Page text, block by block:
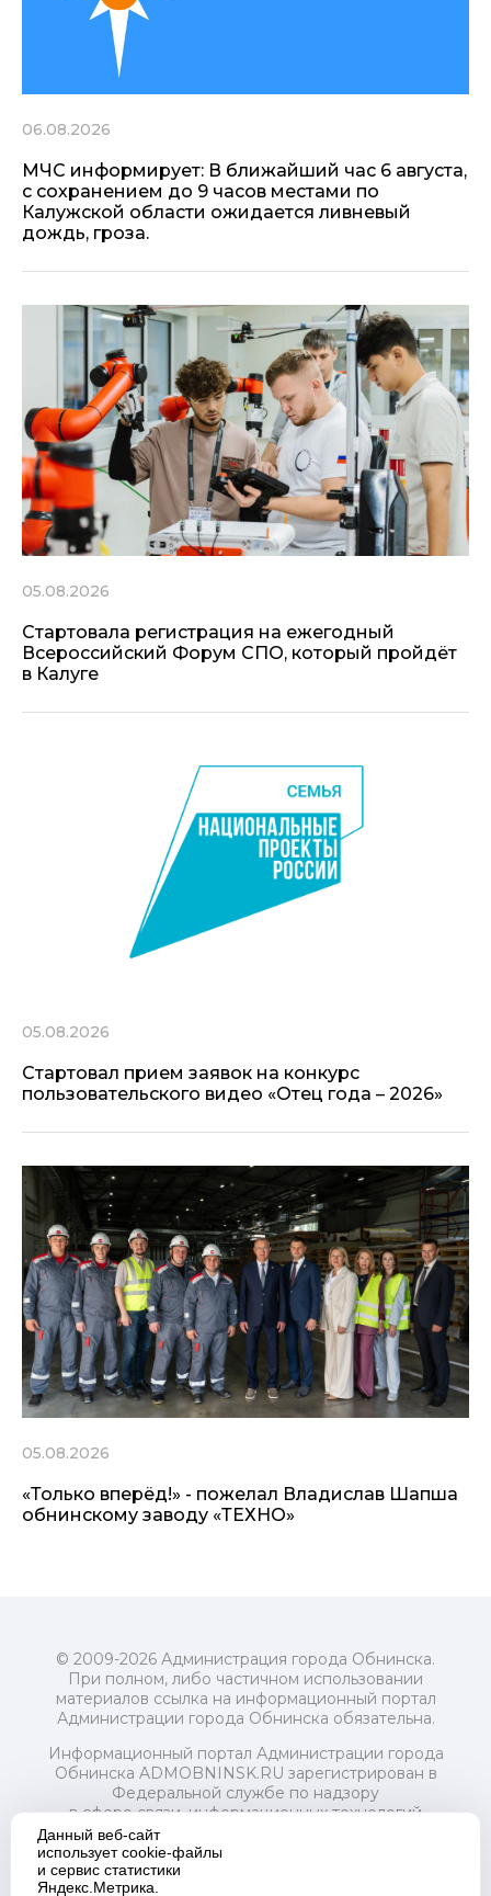
06.08.2026
МЧС информирует: В ближайший час 6 августа,
с сохранением до 9 часов местами по
Калужской области ожидается ливневый
дождь, гроза.
05.08.2026
Стартовала регистрация на ежегодный
Всероссийский Форум СПО, который пройдёт
в Калуге
05.08.2026
Стартовал прием заявок на конкурс
пользовательского видео «Отец года – 2026»
05.08.2026
«Только вперёд!» - пожелал Владислав Шапша
обнинскому заводу «ТЕХНО»
© 2009-2026 Администрация города Обнинска.
При полном, либо частичном использовании
материалов ссылка на информационный портал
Администрации города Обнинска обязательна.
Информационный портал Администрации города
Обнинска ADMOBNINSK.RU зарегистрирован в
Федеральной службе по надзору
в сфере связи, информационных технологий
и массовых коммуникаций (Роскомнадзор) 24 июля
2018 года.
Свидетельство о регистрации Эл № ФС77-73321
Данный веб-сайт
использует cookie-файлы
и сервис статистики
Яндекс.Метрика.